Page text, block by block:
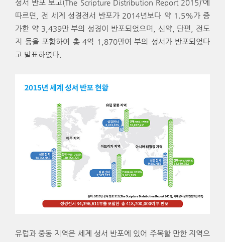
성서 반포 보고(The Scripture Distribution Report 2015)’에
따르면, 전 세계 성경전서 반포가 2014년보다 약 1.5%가 증
가한 약 3,439만 부의 성경이 반포되었으며, 신약, 단편, 전도
지 등을 포함하여 총 4억 1,870만여 부의 성서가 반포되었다
고 발표하였다.
유럽과 중동 지역은 세계 성서 반포에 있어 주목할 만한 지역으